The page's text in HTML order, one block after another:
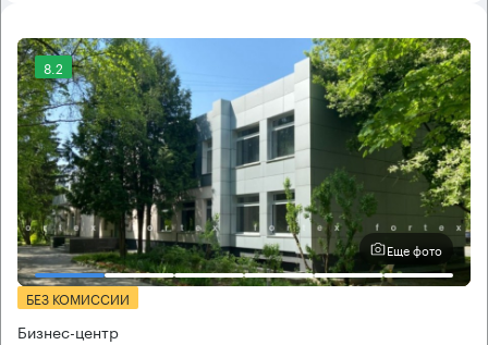
8.2
Еще фото
БЕЗ КОМИССИИ
Бизнес-центр